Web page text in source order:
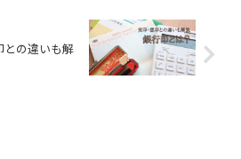
の違いも解